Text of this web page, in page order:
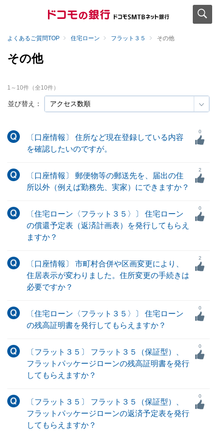
よくあるご質問TOP 住宅ローン フラット３５ その他
その他
並び替え：
1 ～ 10件（全10件）
〔口座情報〕 住所など現在登録している内容
を確認したいのですが。
0
〔口座情報〕 郵便物等の郵送先を、届出の住
所以外（例えば勤務先、実家）にできますか？
2
〔住宅ローン〈フラット３５〉〕 住宅ローン
の償還予定表（返済計画表）を発行してもらえ
ますか？
0
〔口座情報〕 市町村合併や区画変更により、
住居表示が変わりました。住所変更の手続きは
必要ですか？
2
〔住宅ローン〈フラット３５〉〕 住宅ローン
の残高証明書を発行してもらえますか？
0
〔フラット３５〕 フラット３５（保証型）、
フラットパッケージローンの残高証明書を発行
してもらえますか？
0
〔フラット３５〕 フラット３５（保証型）、
フラットパッケージローンの返済予定表を発行
してもらえますか？
0